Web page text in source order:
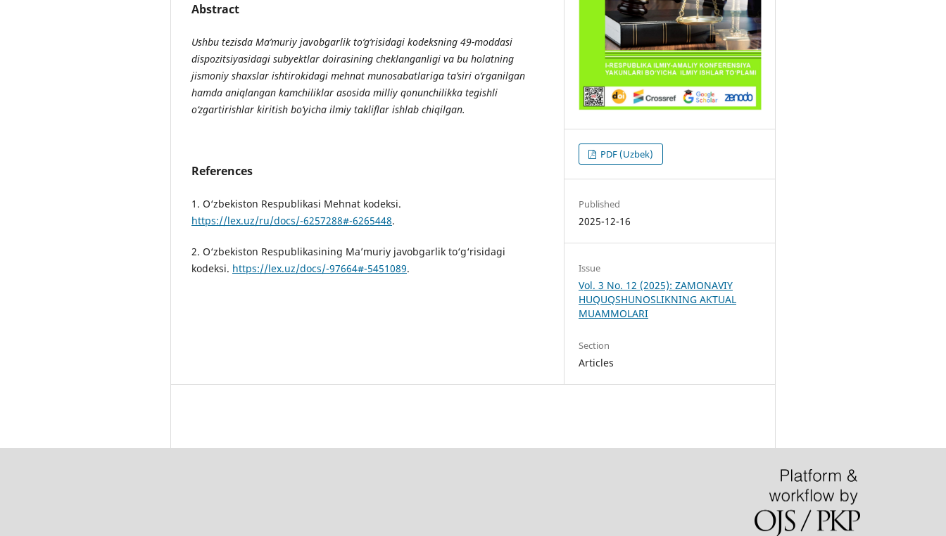
Abstract
Ushbu tezisda Ma’muriy javobgarlik to‘g‘risidagi kodeksning 49-moddasi
dispozitsiyasidagi subyektlar doirasining cheklanganligi va bu holatning
jismoniy shaxslar ishtirokidagi mehnat munosabatlariga ta’siri o‘rganilgan
hamda aniqlangan kamchiliklar asosida milliy qonunchilikka tegishli
o‘zgartirishlar kiritish bo‘yicha ilmiy takliflar ishlab chiqilgan.
References
1. O‘zbekiston Respublikasi Mehnat kodeksi.
https://lex.uz/ru/docs/-6257288#-6265448.
2. O‘zbekiston Respublikasining Ma’muriy javobgarlik to‘g‘risidagi
kodeksi. https://lex.uz/docs/-97664#-5451089.
PDF (Uzbek)
Published
2025-12-16
Issue
Vol. 3 No. 12 (2025): ZAMONAVIY
HUQUQSHUNOSLIKNING AKTUAL
MUAMMOLARI
Section
Articles